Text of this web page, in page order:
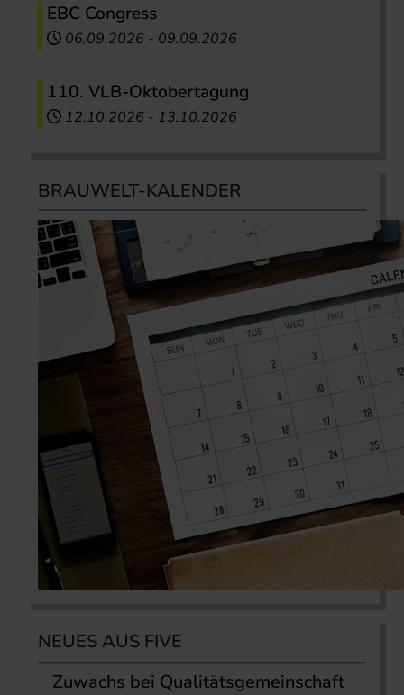
EBC Congress
06.09.2026 - 09.09.2026
110. VLB-Oktobertagung
12.10.2026 - 13.10.2026
BRAUWELT-KALENDER
NEUES AUS FIVE
Zuwachs bei Qualitätsgemeinschaft